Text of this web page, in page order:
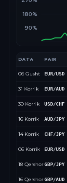
90%
180%
DATA PAIR
06 Gusht EUR/USD
31 Korrik EUR/AUD
30 Korrik USD/CHF
16 Korrik AUD/JPY
14 Korrik CHF/JPY
06 Korrik EUR/USD
18 QershorGBP/JPY
16 QershorGBP/AUD